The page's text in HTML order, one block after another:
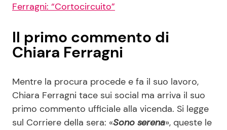
Ferragni: “Cortocircuito”
Il primo commento di
Chiara Ferragni
Mentre la procura procede e fa il suo lavoro,
Chiara Ferragni tace sui social ma arriva il suo
primo commento ufficiale alla vicenda. Si legge
sul Corriere della sera: «Sono serena», queste le